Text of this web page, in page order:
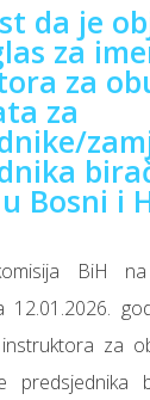
da je
za
za
za
Bosni i
BiH
12.01.2026.
za